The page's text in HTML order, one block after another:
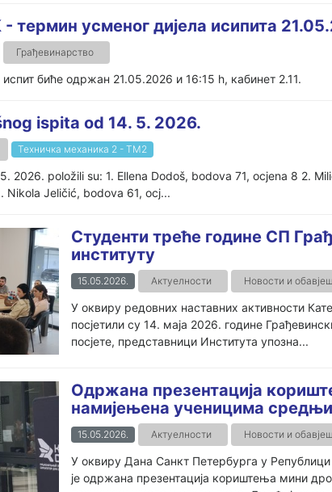
усменог дијела исипита
Грађевинарство
биће одржан 21.05.2026 и 16:15 h, кабинет 2.11.
ispita od 14. 5. 2026.
Техничка механика 2 - ТМ2
2026. položili su: 1. Ellena Dodoš, bodova 71, ocjena 8 2.
Nikola Jeličić, bodova 61, ocj...
Студенти треће године СП
институту
15.05.2026. Актуелности Новости и
У оквиру редовних наставних активности
посјетили су 14. маја 2026. године
посјете, представници Института упозна...
Одржана презентација
намијењена ученицима
15.05.2026. Актуелности Новости и
У оквиру Дана Санкт Петербурга у
је одржана презентација кориштења мини